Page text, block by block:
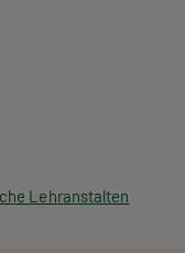
Lehranstalten